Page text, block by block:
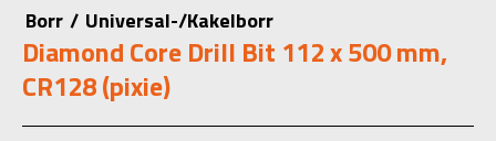
Borr / Universal-/Kakelborr
Diamond Core Drill Bit 112 x 500 mm,
CR128 (pixie)